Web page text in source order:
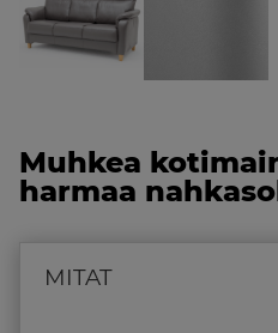
Muhkea
harmaa
MITAT